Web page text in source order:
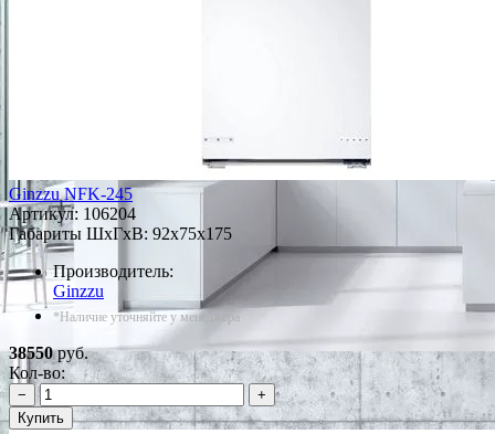
Ginzzu NFK-245
Артикул:106204
Габариты ШxГxВ: 92x75x175
Производитель:
Ginzzu
*Наличие уточняйте у менеджера
38550руб.
Кол-во:
−
+
Купить